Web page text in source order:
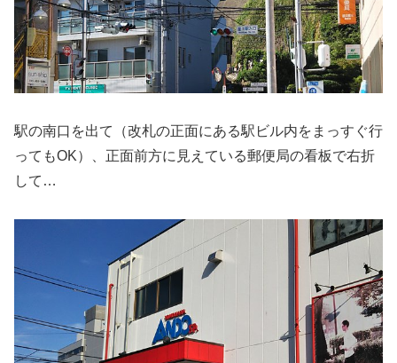
駅の南口を出て（改札の正面にある駅ビル内をまっすぐ行
ってもOK）、正面前方に見えている郵便局の看板で右折
して…